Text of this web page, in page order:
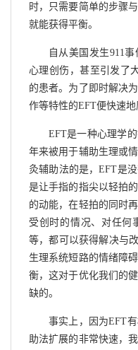
时，只需要简单的步骤
就能获得平衡。
自从美国发生911
心理创伤，甚至引发了
的患者。为了即时解决
作等特性的EFT便快速地
EFT是一种心理学
年来被用于辅助生理或
灸辅助法的是，EFT是
是让手指的指尖以轻拍
的动能，在轻拍的同时
受创时的情况、对任何
等，都可以获得解决与
生理系统短路的情绪障
衡，这对于优化我们的
缺的。
事实上，因为EFT
助法扩展的非常快速，